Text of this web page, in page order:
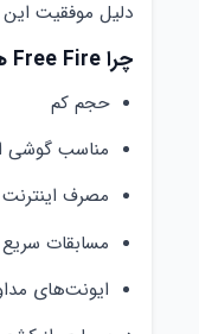
دلیل موفقیت
چرا Free Fire هنوز محبوب است؟
حجم کم
مناسب گوشی
مصرف
مسابقات سریع
ایونت‌های